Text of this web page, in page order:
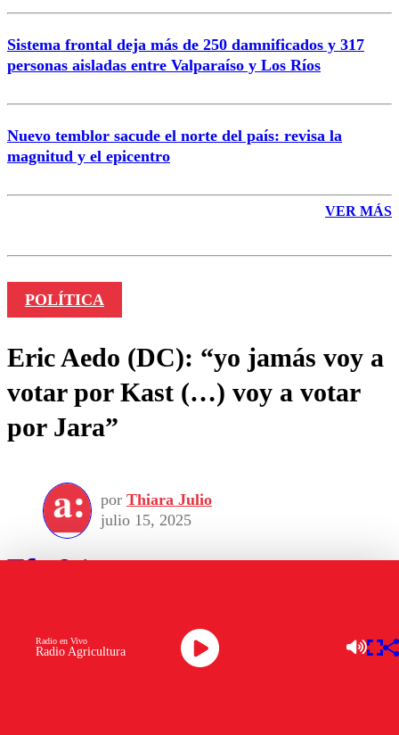
Sistema frontal deja más de 250 damnificados y 317
personas aisladas entre Valparaíso y Los Ríos
Nuevo temblor sacude el norte del país: revisa la
magnitud y el epicentro
VER MÁS
POLÍTICA
Eric Aedo (DC): “yo jamás voy a
votar por Kast (…) voy a votar
por Jara”
por Thiara Julio
julio 15, 2025
Radio Agricultura
Radio en Vivo